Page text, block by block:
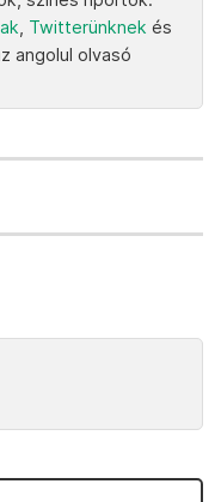
Twitterünknek és
angolul olvasó